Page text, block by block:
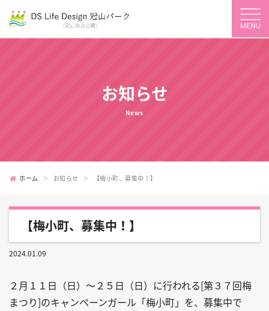
お知らせ
News
ホーム お知らせ 【梅小町、募集中！】
【梅小町、募集中！】
2024.01.09
２月１１日（日）～２５日（日）に行われる[第３７回梅
まつり]のキャンペーンガール「梅小町」を、募集中で